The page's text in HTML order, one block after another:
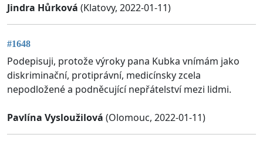
Jindra Hůrková (Klatovy, 2022-01-11)
#1648
Podepisuji, protože výroky pana Kubka vnímám jako
diskriminační, protiprávní, medicínsky zcela
nepodložené a podněcující nepřátelství mezi lidmi.
Pavlína Vysloužilová (Olomouc, 2022-01-11)